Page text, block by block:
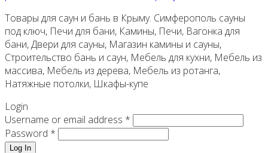
Товары для саун и бань в Крыму. Симферополь сауны
под ключ, Печи для бани, Камины, Печи, Вагонка для
бани, Двери для сауны, Магазин камины и сауны,
Строительство бань и саун, Мебель для кухни, Мебель из
массива, Мебель из дерева, Мебель из ротанга,
Натяжные потолки, Шкафы-купе
Login
Username or email address *
Password *
Log In